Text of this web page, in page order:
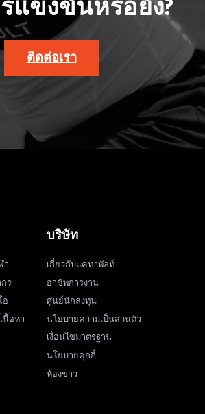
แข่งขันหรือยัง?
ติดต่อเรา
า
กร
อ
นื้อหา
บริษัท
เกี่ยวกับแคทาพัลท์
อาชีพการงาน
ศูนย์นักลงทุน
นโยบายความเป็นส่วนตัว
เงื่อนไขมาตรฐาน
นโยบายคุกกี้
ห้องข่าว